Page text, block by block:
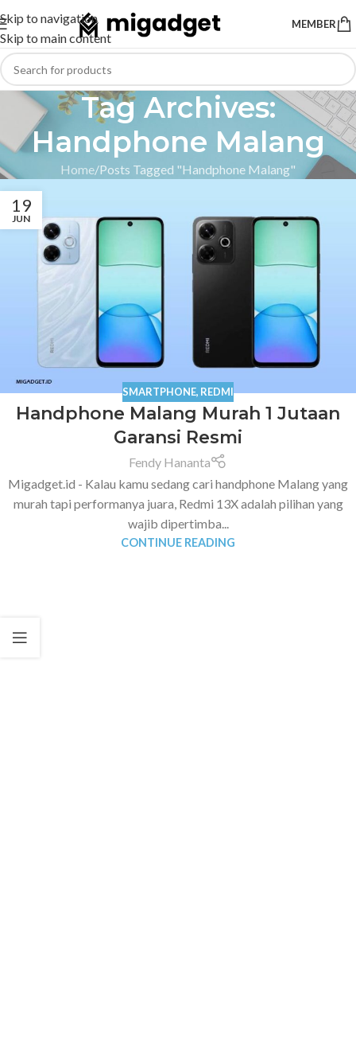
Skip to navigation
Skip to main content
MEMBER
Tag Archives:
Handphone Malang
Home Posts Tagged "Handphone Malang"
19
JUN
SMARTPHONE, REDMI
Handphone Malang Murah 1 Jutaan
Garansi Resmi
Fendy Hananta
Migadget.id - Kalau kamu sedang cari handphone Malang yang
murah tapi performanya juara, Redmi 13X adalah pilihan yang
wajib dipertimba...
CONTINUE READING